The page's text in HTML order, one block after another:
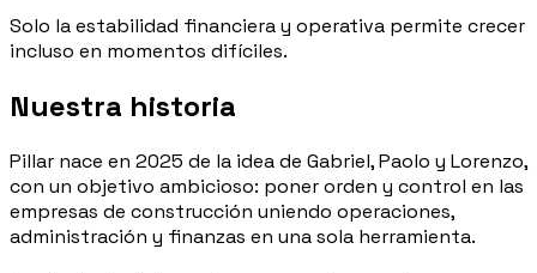
Solo la estabilidad financiera y operativa permite crecer
incluso en momentos difíciles.
Nuestra historia
Pillar nace en 2025 de la idea de Gabriel, Paolo y Lorenzo,
con un objetivo ambicioso: poner orden y control en las
empresas de construcción uniendo operaciones,
administración y finanzas en una sola herramienta.